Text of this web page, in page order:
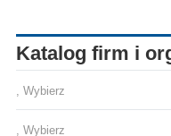
Katalog firm i
, Wybierz
, Wybierz